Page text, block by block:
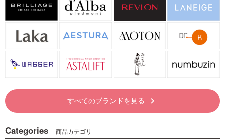
すべてのブランドを見る keyboard_arrow_right
Categories 商品カテゴリ